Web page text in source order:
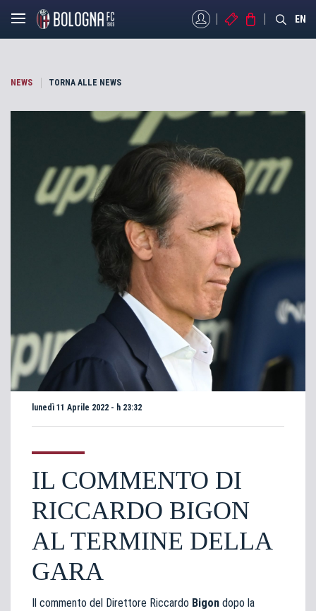
MYBFCBIGLIETTI
STORE EN
NEWS TORNA ALLE NEWS
lunedì 11 Aprile 2022 - h 23:32
IL COMMENTO DI
RICCARDO BIGON
AL TERMINE DELLA
GARA
Il commento del Direttore Riccardo Bigon dopo la